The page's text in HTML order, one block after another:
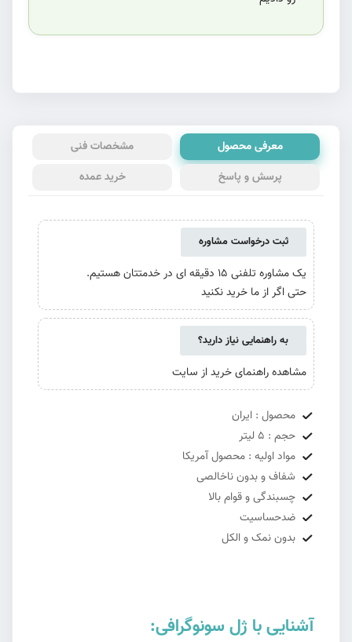
معرفی محصول
مشخصات فنی
پرسش و پاسخ
خرید عمده
ثبت درخواست مشاوره
یک مشاوره تلفنی 15 دقیقه ای در خدمتتان هستیم.
حتی اگر از ما خرید نکنید
به راهنمایی نیاز دارید؟
مشاهده راهنمای خرید از سایت
محصول : ایران
حجم : 5 لیتر
مواد اولیه : محصول آمریکا
شفاف و بدون ناخالصی
چسبندگی و قوام بالا
ضدحساسیت
بدون نمک و الکل
آشنایی با ژل سونوگرافی: